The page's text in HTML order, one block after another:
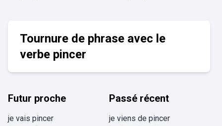
Tournure de phrase avec le
verbe pincer
Futur proche
je vais pincer
Passé récent
je viens de pincer